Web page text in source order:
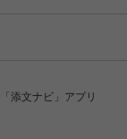
添文ナビ」アプリ